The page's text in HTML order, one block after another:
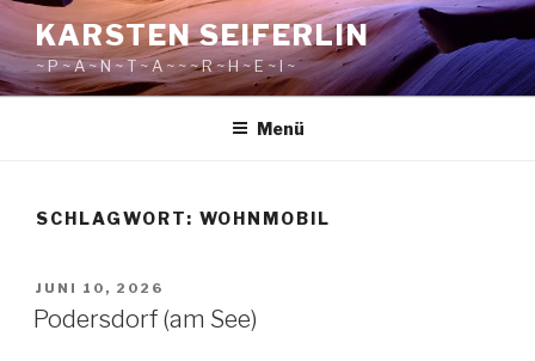
Zum
Inhalt
springen
KARSTEN SEIFERLIN
~ P ~ A ~ N ~ T ~ A ~ ~ ~ R ~ H ~ E ~ I ~
Menü
SCHLAGWORT: WOHNMOBIL
VERÖFFENTLICHT
AM
JUNI 10, 2026
Podersdorf (am See)